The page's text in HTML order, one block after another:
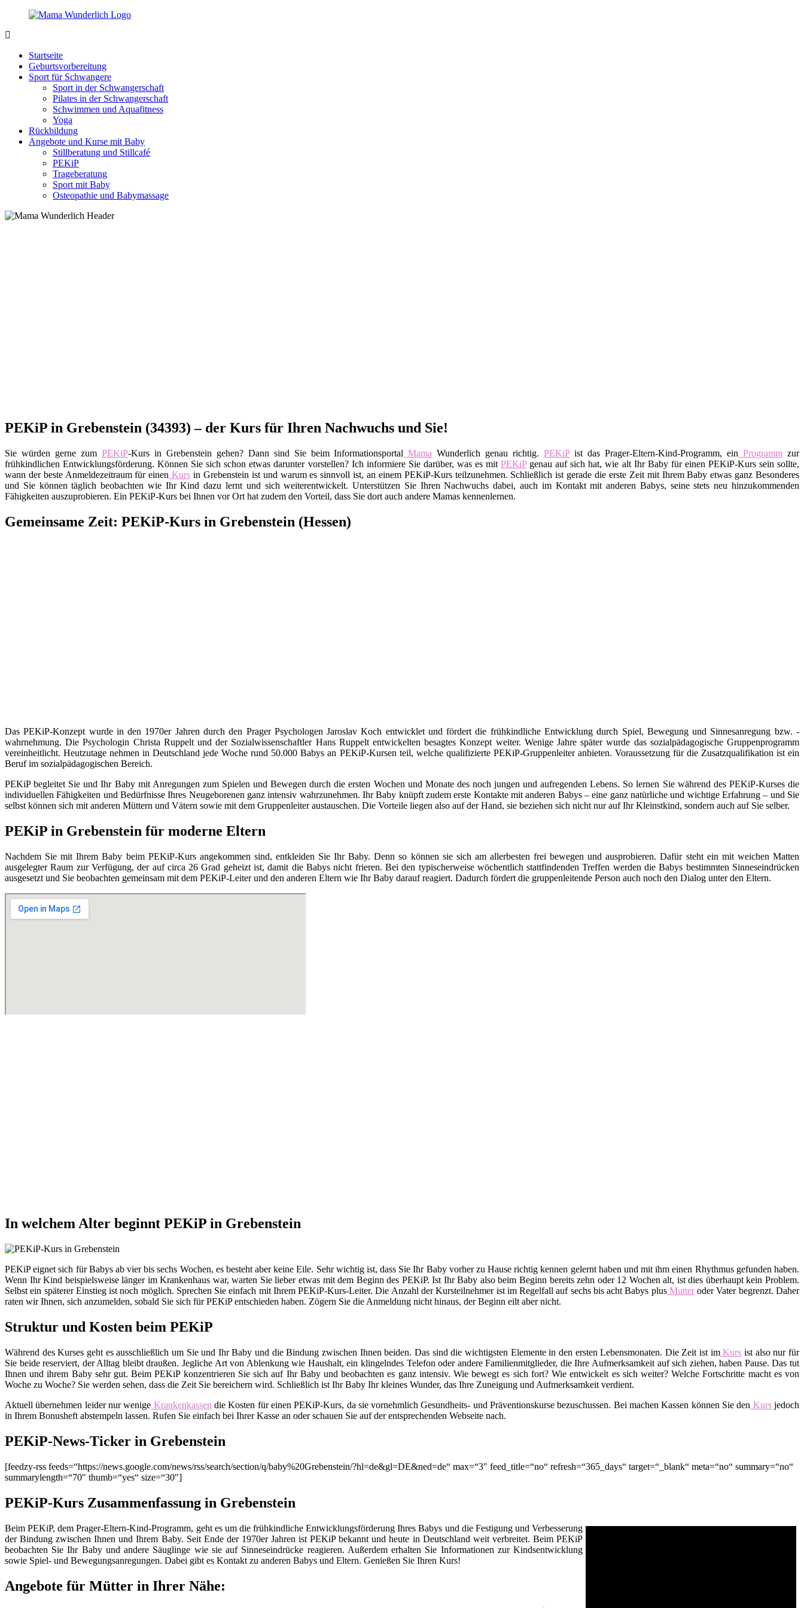
Zurück
Inhalt
sein
wunderbar!
Startseite
Geburtsvorbereitung
Sport für Schwangere
Sport in der Schwangerschaft
Pilates in der Schwangerschaft
Schwimmen und Aquafitness
Yoga
Rückbildung
Angebote und Kurse mit Baby
Stillberatung und Stillcafé
PEKiP
Trageberatung
Sport mit Baby
Osteopathie und Babymassage
PEKiP in Grebenstein (34393) – der Kurs für Ihren Nachwuchs und Sie!
Sie würden gerne zum PEKiP-Kurs in Grebenstein gehen? Dann sind Sie beim Informationsportal Mama Wunderlich genau richtig.PEKiPist das Prager-Eltern-Kind-Programm, ein Programm zur
frühkindlichen Entwicklungsförderung. Können Sie sich schon etwas darunter vorstellen? Ich informiere Sie darüber, was es mitPEKiPgenau auf sich hat, wie alt Ihr Baby für einen PEKiP-Kurs sein sollte,
wann der beste Anmeldezeitraum für einen Kurs in Grebenstein ist und warum es sinnvoll ist, an einem PEKiP-Kurs teilzunehmen. Schließlich ist gerade die erste Zeit mit Ihrem Baby etwas ganz Besonderes
und Sie können täglich beobachten wie Ihr Kind dazu lernt und sich weiterentwickelt. Unterstützen Sie Ihren Nachwuchs dabei, auch im Kontakt mit anderen Babys, seine stets neu hinzukommenden
Fähigkeiten auszuprobieren. Ein PEKiP-Kurs bei Ihnen vor Ort hat zudem den Vorteil, dass Sie dort auch andere Mamas kennenlernen.
Gemeinsame Zeit: PEKiP-Kurs in Grebenstein (Hessen)
Das PEKiP-Konzept wurde in den 1970er Jahren durch den Prager Psychologen Jaroslav Koch entwicklet und fördert die frühkindliche Entwicklung durch Spiel, Bewegung und Sinnesanregung bzw. -
wahrnehmung. Die Psychologin Christa Ruppelt und der Sozialwissenschaftler Hans Ruppelt entwickelten besagtes Konzept weiter. Wenige Jahre später wurde das sozialpädagogische Gruppenprogramm
vereinheitlicht. Heutzutage nehmen in Deutschland jede Woche rund 50.000 Babys an PEKiP-Kursen teil, welche qualifizierte PEKiP-Gruppenleiter anbieten. Voraussetzung für die Zusatzqualifikation ist ein
Beruf im sozialpädagogischen Bereich.
PEKiP begleitet Sie und Ihr Baby mit Anregungen zum Spielen und Bewegen durch die ersten Wochen und Monate des noch jungen und aufregenden Lebens. So lernen Sie während des PEKiP-Kurses die
individuellen Fähigkeiten und Bedürfnisse Ihres Neugeborenen ganz intensiv wahrzunehmen. Ihr Baby knüpft zudem erste Kontakte mit anderen Babys – eine ganz natürliche und wichtige Erfahrung – und Sie
selbst können sich mit anderen Müttern und Vätern sowie mit dem Gruppenleiter austauschen. Die Vorteile liegen also auf der Hand, sie beziehen sich nicht nur auf Ihr Kleinstkind, sondern auch auf Sie selber.
PEKiP in Grebenstein für moderne Eltern
Nachdem Sie mit Ihrem Baby beim PEKiP-Kurs angekommen sind, entkleiden Sie Ihr Baby. Denn so können sie sich am allerbesten frei bewegen und ausprobieren. Dafür steht ein mit weichen Matten
ausgelegter Raum zur Verfügung, der auf circa 26 Grad geheizt ist, damit die Babys nicht frieren. Bei den typischerweise wöchentlich stattfindenden Treffen werden die Babys bestimmten Sinneseindrücken
ausgesetzt und Sie beobachten gemeinsam mit dem PEKiP-Leiter und den anderen Eltern wie Ihr Baby darauf reagiert. Dadurch fördert die gruppenleitende Person auch noch den Dialog unter den Eltern.
In welchem Alter beginnt PEKiP in Grebenstein
PEKiP eignet sich für Babys ab vier bis sechs Wochen, es besteht aber keine Eile. Sehr wichtig ist, dass Sie Ihr Baby vorher zu Hause richtig kennen gelernt haben und mit ihm einen Rhythmus gefunden haben.
Wenn Ihr Kind beispielsweise länger im Krankenhaus war, warten Sie lieber etwas mit dem Beginn des PEKiP. Ist Ihr Baby also beim Beginn bereits zehn oder 12 Wochen alt, ist dies überhaupt kein Problem.
Selbst ein späterer Einstieg ist noch möglich. Sprechen Sie einfach mit Ihrem PEKiP-Kurs-Leiter. Die Anzahl der Kursteilnehmer ist im Regelfall auf sechs bis acht Babys plusMutteroder Vater begrenzt. Daher
raten wir Ihnen, sich anzumelden, sobald Sie sich für PEKiP entschieden haben. Zögern Sie die Anmeldung nicht hinaus, der Beginn eilt aber nicht.
Struktur und Kosten beim PEKiP
Während des Kurses geht es ausschließlich um Sie und Ihr Baby und die Bindung zwischen Ihnen beiden. Das sind die wichtigsten Elemente in den ersten Lebensmonaten. Die Zeit ist imKurs ist also nur für
Sie beide reserviert, der Alltag bleibt draußen. Jegliche Art von Ablenkung wie Haushalt, ein klingelndes Telefon oder andere Familienmitglieder, die Ihre Aufmerksamkeit auf sich ziehen, haben Pause. Das tut
Ihnen und ihrem Baby sehr gut. Beim PEKiP konzentrieren Sie sich auf Ihr Baby und beobachten es ganz intensiv. Wie bewegt es sich fort? Wie entwickelt es sich weiter? Welche Fortschritte macht es von
Woche zu Woche? Sie werden sehen, dass die Zeit Sie bereichern wird. Schließlich ist Ihr Baby Ihr kleines Wunder, das Ihre Zuneigung und Aufmerksamkeit verdient.
Aktuell übernehmen leider nur wenige Krankenkassen die Kosten für einen PEKiP-Kurs, da sie vornehmlich Gesundheits- und Präventionskurse bezuschussen. Bei machen Kassen können Sie den Kursjedoch
in Ihrem Bonusheft abstempeln lassen. Rufen Sie einfach bei Ihrer Kasse an oder schauen Sie auf der entsprechenden Webseite nach.
PEKiP-News-Ticker in Grebenstein
[feedzy-rss feeds=“https://news.google.com/news/rss/search/section/q/baby%20Grebenstein/?hl=de&gl=DE&ned=de“ max=“3″ feed_title=“no“ refresh=“365_days“ target=“_blank“ meta=“no“ summary=“no“
summarylength=“70″ thumb=“yes“ size=“30″]
PEKiP-Kurs Zusammenfassung in Grebenstein
Beim PEKiP, dem Prager-Eltern-Kind-Programm, geht es um die frühkindliche Entwicklungsförderung Ihres Babys und die Festigung und Verbesserung
der Bindung zwischen Ihnen und Ihrem Baby. Seit Ende der 1970er Jahren ist PEKiP bekannt und heute in Deutschland weit verbreitet. Beim PEKiP
beobachten Sie Ihr Baby und andere Säuglinge wie sie auf Sinneseindrücke reagieren. Außerdem erhalten Sie Informationen zur Kindsentwicklung
sowie Spiel- und Bewegungsanregungen. Dabei gibt es Kontakt zu anderen Babys und Eltern. Genießen Sie Ihren Kurs!
Angebote für Mütter in Ihrer Nähe: